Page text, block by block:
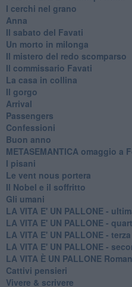
I cerchi nel grano
Anna
Il sabato del Favati
Un morto in milonga
Il mistero del redo scomparso
Il commissario Favati
La casa in collina
Il gorgo
Arrival
Passengers
Confessioni
Buon anno
METASEMANTICA omaggio a
I pisani
Le vent nous portera
Il Nobel e il soffritto
Gli umani
LA VITA E' UN PALLONE -
LA VITA E' UN PALLONE -
LA VITA E' UN PALLONE -
LA VITA E' UN PALLONE -
LA VITA È UN PALLONE
Cattivi pensieri
Vivere & scrivere